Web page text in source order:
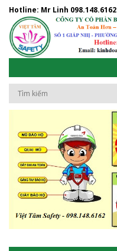
Hotline: Mr Linh 098.148.6162